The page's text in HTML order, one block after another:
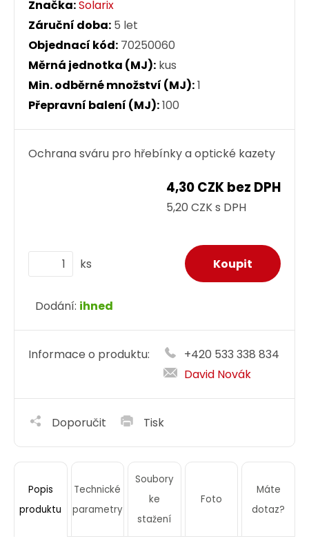
Značka:Solarix
Záruční doba: 5 let
Objednací kód: 70250060
Měrná jednotka (MJ): kus
Min. odběrné množství (MJ):1
Přepravní balení (MJ):100
Ochrana sváru pro hřebínky a optické kazety
4,30 CZK bez DPH
5,20 CZK s DPH
ks
Dodání: ihned
Informace o produktu:
+420 533 338 834
David Novák
Doporučit Tisk
Popis
produktu
Technické
parametry
Soubory
ke
stažení
Foto
Máte
dotaz?